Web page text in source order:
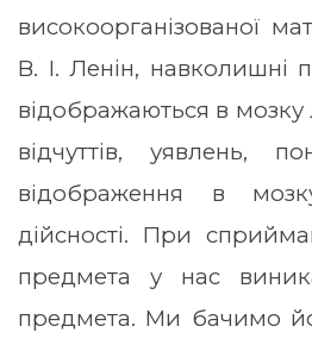
високоорганізованої
В. І. Ленін, навколишні
відображаються в
відчуттів, уявлень,
відображення в
дійсності. При
предмета у нас
предмета. Ми бачимо